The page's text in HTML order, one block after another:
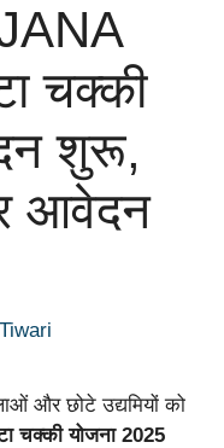
चक्की
शुरू,
आवेदन
और छोटे उद्यमियों को
चक्की योजना 2025